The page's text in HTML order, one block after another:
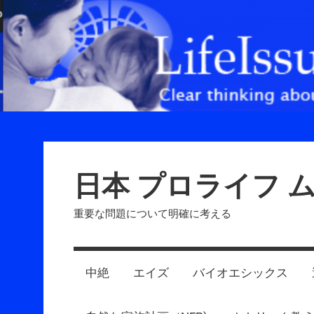
Skip
to
content
日本 プロライフ
重要な問題について明確に考える
中絶 エイズ バイオエシックス